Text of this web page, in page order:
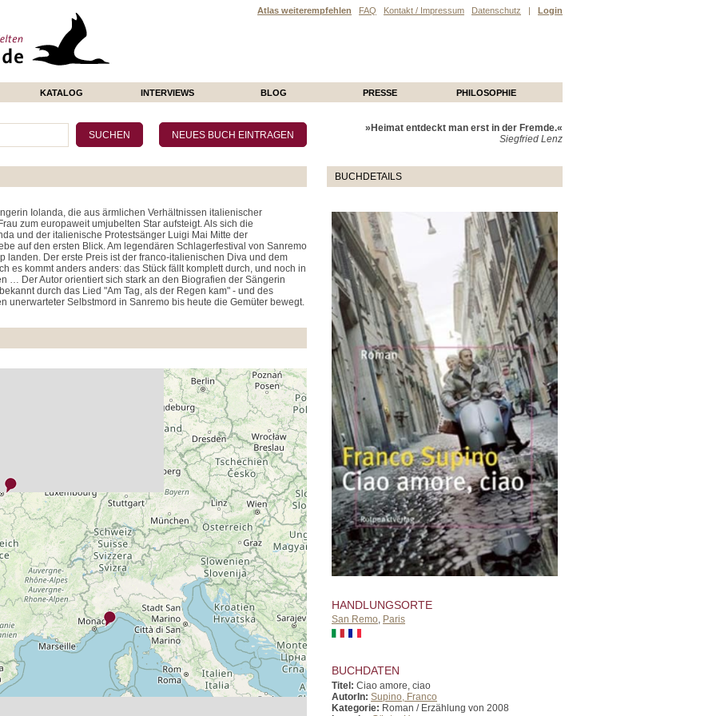
Atlas weiterempfehlen FAQ Kontakt / Impressum Datenschutz | Login
KATALOG INTERVIEWS BLOG PRESSE PHILOSOPHIE
Iolanda, die aus ärmlichen Verhältnissen italienischer
zum europaweit umjubelten Star aufsteigt. Als sich die
und der italienische Protestsänger Luigi Mai Mitte der
auf den ersten Blick. Am legendären Schlagerfestival von Sanremo
Der erste Preis ist der franco-italienischen Diva und dem
es kommt anders anders: das Stück fällt komplett durch, und noch in
… Der Autor orientiert sich stark an den Biografien der Sängerin
durch das Lied "Am Tag, als der Regen kam" - und des
unerwarteter Selbstmord in Sanremo bis heute die Gemüter bewegt.
»Heimat entdeckt man erst in der Fremde.«
Siegfried Lenz
BUCHDETAILS
HANDLUNGSORTE
San Remo, Paris
BUCHDATEN
Titel: Ciao amore, ciao
AutorIn: Supino, Franco
Kategorie: Roman / Erzählung von 2008